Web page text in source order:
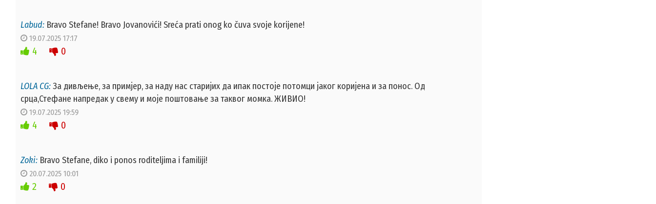
Labud: Bravo Stefane! Bravo Jovanovići! Sreća prati onog ko čuva svoje korijene!
19.07.2025 17:17
4 0
LOLA CG:За дивљење, за примјер, за наду нас старијих да ипак постоје потомци јаког коријена и за понос. Од
срца,Стефане напредак у свему и моје поштовање за таквог момка. ЖИВИО!
19.07.2025 19:59
4 0
Zoki: Bravo Stefane, diko i ponos roditeljima i familiji!
20.07.2025 10:01
2 0